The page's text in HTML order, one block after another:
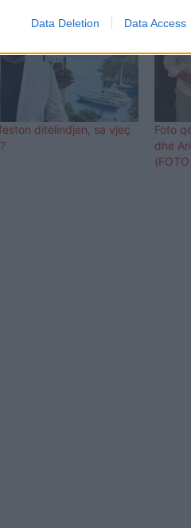
Data Deletion Data Access
ditëlindjen, sa vjeç
Foto
dhe